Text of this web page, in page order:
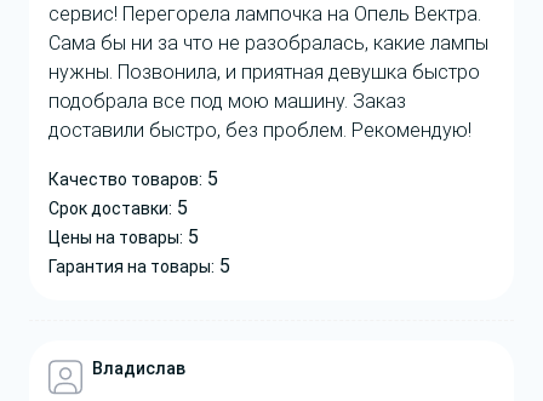
сервис! Перегорела лампочка на Опель Вектра.
Сама бы ни за что не разобралась, какие лампы
нужны. Позвонила, и приятная девушка быстро
подобрала все под мою машину. Заказ
доставили быстро, без проблем. Рекомендую!
Качество товаров: 5
Срок доставки: 5
Цены на товары: 5
Гарантия на товары: 5
Владислав